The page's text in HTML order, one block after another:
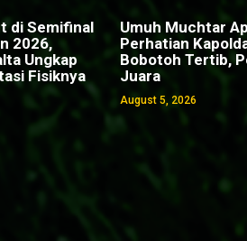
di Semifinal
2026,
Ungkap
Fisiknya
Umuh Muchtar
Perhatian
Bobotoh Tertib,
Juara
August 5, 2026